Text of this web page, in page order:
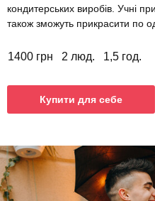
кондитерських виробів. Учні
також зможуть прикрасити по
1400 грн 2 люд. 1,5 год.
Купити для себе